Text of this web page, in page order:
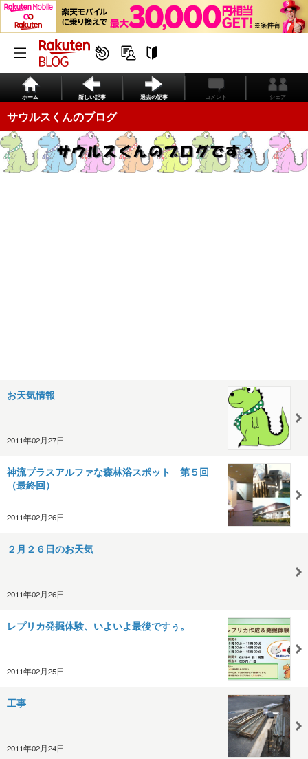
ホーム 新しい記事 過去の記事 コメント シェア
サウルスくんのブログ
お天気情報
2011年02月27日
神流プラスアルファな森林浴スポット 第５回
（最終回）
2011年02月26日
２月２６日のお天気
2011年02月26日
レプリカ発掘体験、いよいよ最後ですぅ。
2011年02月25日
工事
2011年02月24日